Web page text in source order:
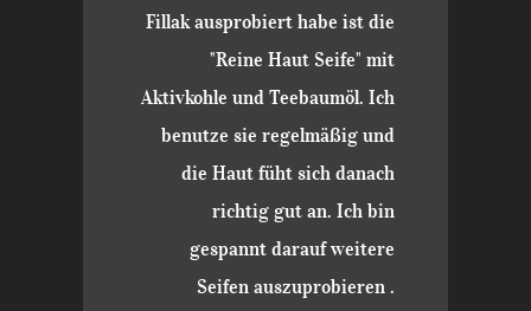
Fillak ausprobiert habe ist die
"Reine Haut Seife" mit
Aktivkohle und Teebaumöl. Ich
benutze sie regelmäßig und
die Haut füht sich danach
richtig gut an. Ich bin
gespannt darauf weitere
Seifen auszuprobieren .